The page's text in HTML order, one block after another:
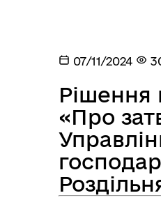
07/11/2024
Рішення
«Про